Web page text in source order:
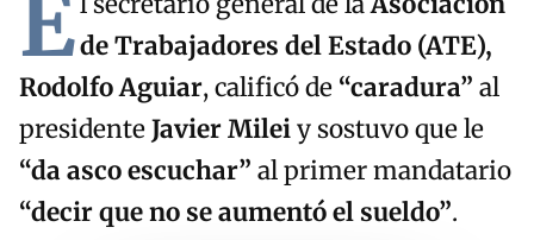
Ede Trabajadores del Estado (ATE),
Rodolfo Aguiar, calificó de “caradura” al
presidenteJavier Mileiy sostuvo que le
“da asco escuchar” al primer mandatario
“decir que no se aumentó el sueldo”.